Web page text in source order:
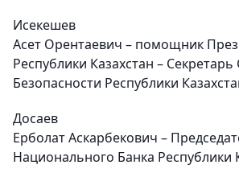
Исекешев
Асет Орентаевич – помощник
Республики Казахстан – Секретарь
Безопасности Республики
Досаев
Ерболат Аскарбекович –
Национального Банка Республики